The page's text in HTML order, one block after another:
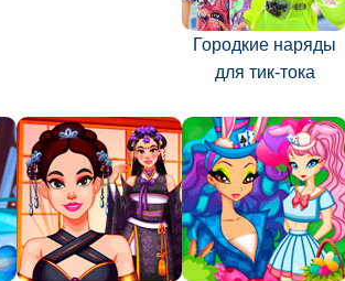
Городкие наряды
для тик-тока